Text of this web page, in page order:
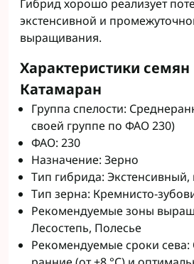
Гибрид хорошо реализует
экстенсивной и
выращивания.
Характеристики семян
Катамаран
Группа спелости:
своей группе по ФАО 230)
ФАО: 230
Назначение: Зерно
Тип гибрида: Экстенсивный,
Тип зерна: Кремнисто-
Рекомендуемые зоны
Лесостепь, Полесье
Рекомендуемые сроки